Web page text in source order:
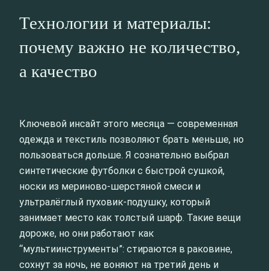
Технологии и материалы:
почему важно не количество,
а качество
Ключевой инсайт этого месяца — современная
одежда и текстиль позволяют брать меньше, но
пользоваться дольше. Я сознательно выбрал
синтетические футболки с быстрой сушкой,
носки из мериново-шерстяной смеси и
ультралёглый пуховик-подушку, который
занимает место как толстый шарф. Такие вещи
дороже, но они работают как
“мультиинструменты”: стираются в раковине,
сохнут за ночь, не воняют на третий день и